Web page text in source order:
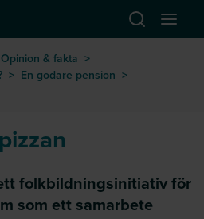
Öppna
Opinion & fakta >
> En godare pension >
folkbildningsinitiativ för
som ett samarbete